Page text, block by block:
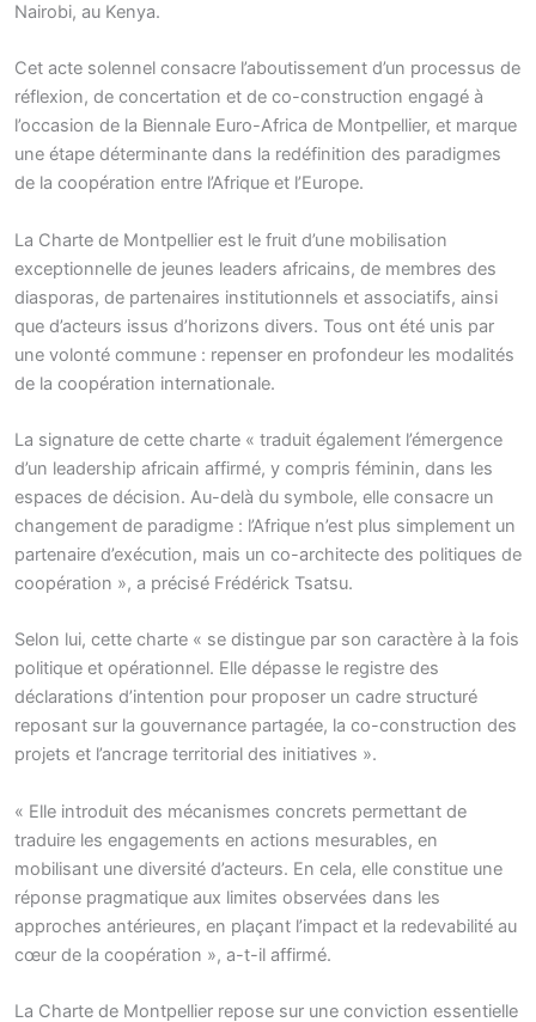
Nairobi, au Kenya.
Cet acte solennel consacre l’aboutissement d’un processus de
réflexion, de concertation et de co-construction engagé à
l’occasion de la Biennale Euro-Africa de Montpellier, et marque
une étape déterminante dans la redéfinition des paradigmes
de la coopération entre l’Afrique et l’Europe.
La Charte de Montpellier est le fruit d’une mobilisation
exceptionnelle de jeunes leaders africains, de membres des
diasporas, de partenaires institutionnels et associatifs, ainsi
que d’acteurs issus d’horizons divers. Tous ont été unis par
une volonté commune : repenser en profondeur les modalités
de la coopération internationale.
La signature de cette charte « traduit également l’émergence
d’un leadership africain affirmé, y compris féminin, dans les
espaces de décision. Au-delà du symbole, elle consacre un
changement de paradigme : l’Afrique n’est plus simplement un
partenaire d’exécution, mais un co-architecte des politiques de
coopération », a précisé Frédérick Tsatsu.
Selon lui, cette charte « se distingue par son caractère à la fois
politique et opérationnel. Elle dépasse le registre des
déclarations d’intention pour proposer un cadre structuré
reposant sur la gouvernance partagée, la co-construction des
projets et l’ancrage territorial des initiatives ».
« Elle introduit des mécanismes concrets permettant de
traduire les engagements en actions mesurables, en
mobilisant une diversité d’acteurs. En cela, elle constitue une
réponse pragmatique aux limites observées dans les
approches antérieures, en plaçant l’impact et la redevabilité au
cœur de la coopération », a-t-il affirmé.
La Charte de Montpellier repose sur une conviction essentielle